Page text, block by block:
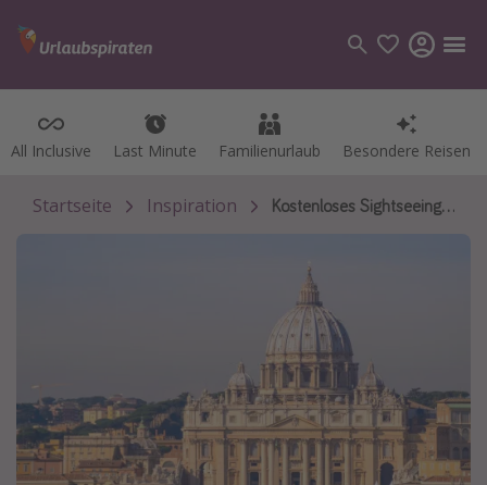
All Inclusive Last Minute Familienurlaub Besondere Reisen
All Inclusive Last Minute Familienurlaub Besondere Reisen
Kategorien
Flüge
Alle Reiseziele
Bodensee Urlaub
Gozo Urlaub
Startseite Inspiration Kostenloses Sightseeing in Europa